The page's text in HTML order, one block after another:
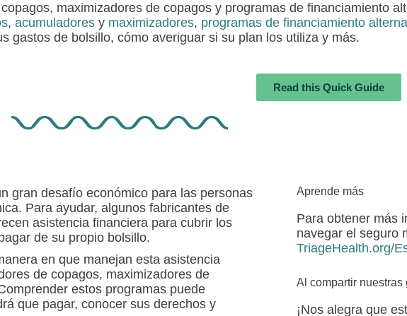
maximizadores de copagos y programas de financiamiento
, acumuladores y maximizadores, programas de financiamiento
gastos de bolsillo, cómo averiguar si su plan los utiliza y más.
Read this Quick Guide
gran desafío económico para las personas
Para ayudar, algunos fabricantes de
asistencia financiera para cubrir los
de su propio bolsillo.
en que manejan esta asistencia
de copagos, maximizadores de
estos programas puede
que pagar, conocer sus derechos y
Aprende más
Para obtener más
navegar el seguro
TriageHealth.org/
Al compartir nuestras
¡Nos alegra que